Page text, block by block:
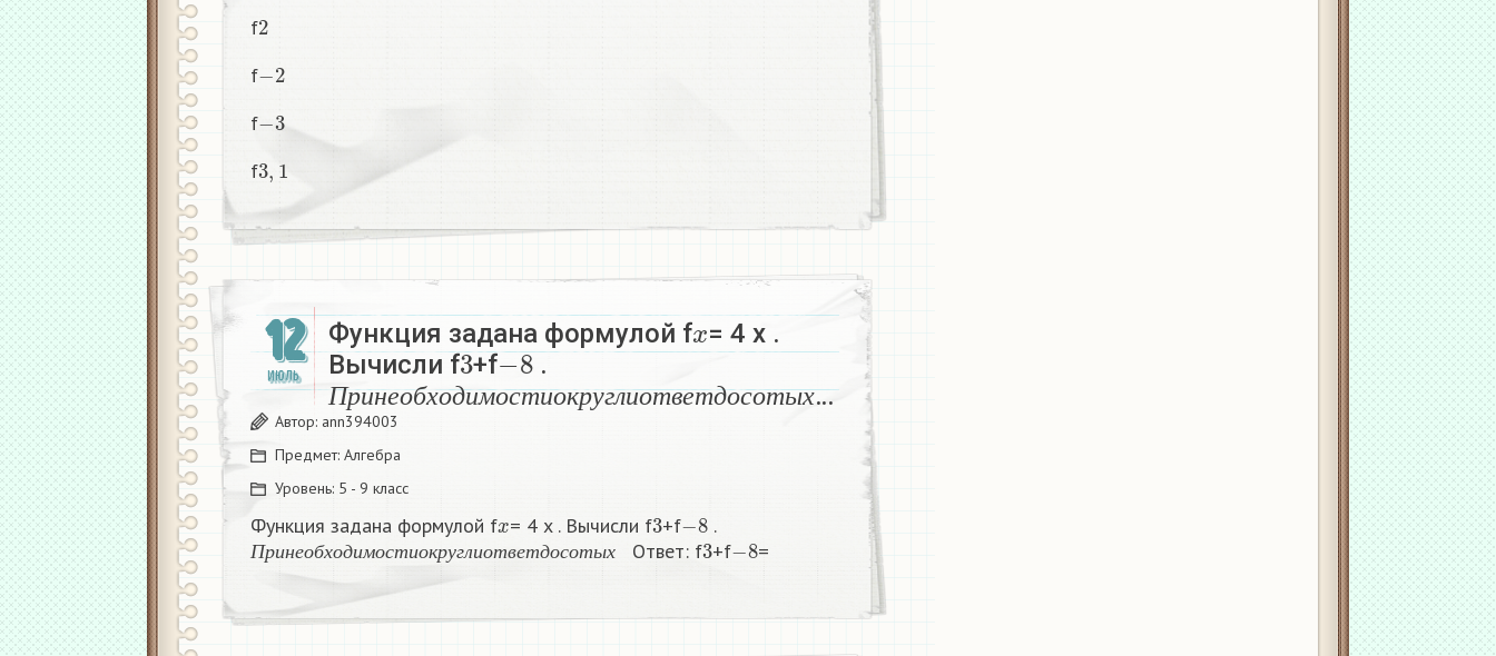
f2
f 2
f 3
f3 1
12
ИЮЛЬ
Функция задана формулой f x= 4 x .
Вычисли f3+f−8 .
П р и н е о бх о д им о с т и о кр у гл и о т в е т д о с о т ых
Принеоб ходи мо т ы
…
Автор: ann394003
Предмет: Алгебра
Уровень: 5 - 9 класс
Функция задана формулой f = 4 x . Вычисли f3+f 8 .
П р и н е о бх о д им о с т и о кр у гл и о т в е т д о с о т ых
Принеоб ходимо стиокругл иот ветд осотыхОтвет: f3+f 8 =